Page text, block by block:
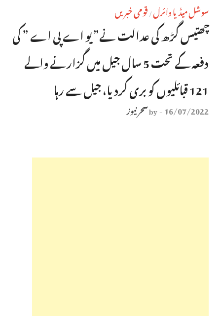
سوشل میڈیا وائرل / قومی خبریں
چھتیس گڑھ کی عدالت نے” یو اے پی اے ” کی
دفعہ کے تحت 5 سال جیل میں گزارنے والے
121 قبائلیوں کو بری کردیا، جیل سے رہا
16/07/2022
-
byسحر نیوز